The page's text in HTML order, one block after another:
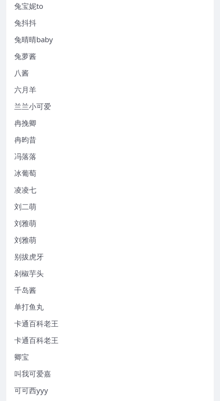
兔宝妮to
兔抖抖
兔晴晴baby
兔萝酱
八酱
六月羊
兰兰小可爱
冉挽卿
冉昀昔
冯落落
冰葡萄
凌凌七
刘二萌
刘雅萌
刘雅萌
别拔虎牙
剁椒芋头
千岛酱
单打鱼丸
卡通百科老王
卡通百科老王
卿宝
叫我可爱嘉
可可西yyy